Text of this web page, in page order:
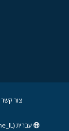
צור קשר
עברית (he_IL)